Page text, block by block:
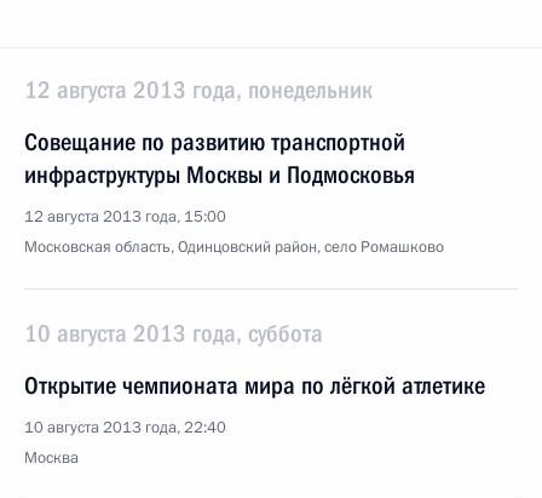
12 августа 2013 года, понедельник
Совещание по развитию транспортной
инфраструктуры Москвы и Подмосковья
12 августа 2013 года, 15:00
Московская область, Одинцовский район, село Ромашково
10 августа 2013 года, суббота
Открытие чемпионата мира по лёгкой атлетике
10 августа 2013 года, 22:40
Москва